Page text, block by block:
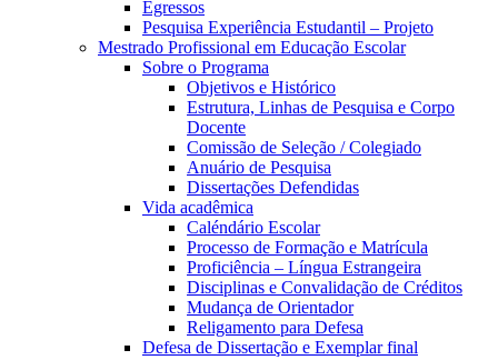
Egressos
Pesquisa Experiência Estudantil – Projeto
Mestrado Profissional em Educação Escolar
Sobre o Programa
Objetivos e Histórico
Estrutura, Linhas de Pesquisa e Corpo
Docente
Comissão de Seleção / Colegiado
Anuário de Pesquisa
Dissertações Defendidas
Vida acadêmica
Caléndário Escolar
Processo de Formação e Matrícula
Proficiência – Língua Estrangeira
Disciplinas e Convalidação de Créditos
Mudança de Orientador
Religamento para Defesa
Defesa de Dissertação e Exemplar final